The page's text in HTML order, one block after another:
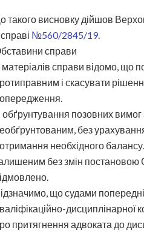
такого висновку дійшов
№560/2845/19
справи
матеріалів справи відомо, що
і скасувати
обґрунтування позовних
без
необхідного
без змін постановою
що судами
дисциплінарної
притягнення адвоката до